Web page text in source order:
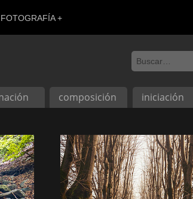
FOTOGRAFÍA
composición iniciación